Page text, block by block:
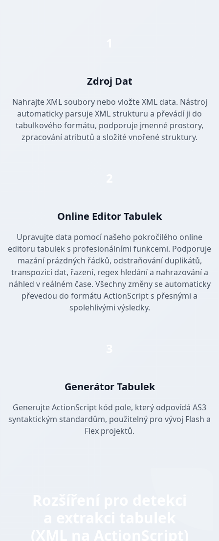
Zdroj Dat
Nahrajte XML soubory nebo vložte XML data. Nástroj
automaticky parsuje XML strukturu a převádí ji do
tabulkového formátu, podporuje jmenné prostory,
zpracování atributů a složité vnořené struktury.
Online Editor Tabulek
Upravujte data pomocí našeho pokročilého online
editoru tabulek s profesionálními funkcemi. Podporuje
mazání prázdných řádků, odstraňování duplikátů,
transpozici dat, řazení, regex hledání a nahrazování a
náhled v reálném čase. Všechny změny se automaticky
převedou do formátu ActionScript s přesnými a
spolehlivými výsledky.
Generátor Tabulek
Generujte ActionScript kód pole, který odpovídá AS3
syntaktickým standardům, použitelný pro vývoj Flash a
Flex projektů.